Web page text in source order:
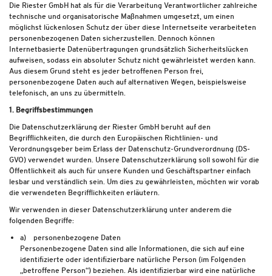
Die Riester GmbH hat als für die Verarbeitung Verantwortlicher zahlreiche
technische und organisatorische Maßnahmen umgesetzt, um einen
möglichst lückenlosen Schutz der über diese Internetseite verarbeiteten
personenbezogenen Daten sicherzustellen. Dennoch können
Internetbasierte Datenübertragungen grundsätzlich Sicherheitslücken
aufweisen, sodass ein absoluter Schutz nicht gewährleistet werden kann.
Aus diesem Grund steht es jeder betroffenen Person frei,
personenbezogene Daten auch auf alternativen Wegen, beispielsweise
telefonisch, an uns zu übermitteln.
1. Begriffsbestimmungen
Die Datenschutzerklärung der Riester GmbH beruht auf den
Begrifflichkeiten, die durch den Europäischen Richtlinien- und
Verordnungsgeber beim Erlass der Datenschutz-Grundverordnung (DS-
GVO) verwendet wurden. Unsere Datenschutzerklärung soll sowohl für die
Öffentlichkeit als auch für unsere Kunden und Geschäftspartner einfach
lesbar und verständlich sein. Um dies zu gewährleisten, möchten wir vorab
die verwendeten Begrifflichkeiten erläutern.
Wir verwenden in dieser Datenschutzerklärung unter anderem die
folgenden Begriffe:
a) personenbezogene Daten
Personenbezogene Daten sind alle Informationen, die sich auf eine
identifizierte oder identifizierbare natürliche Person (im Folgenden
„betroffene Person“) beziehen. Als identifizierbar wird eine natürliche